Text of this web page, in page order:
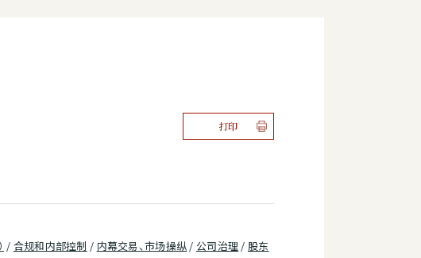
打印
/ 合规和内部控制 / 内幕交易、市场操纵 / 公司治理 / 股东